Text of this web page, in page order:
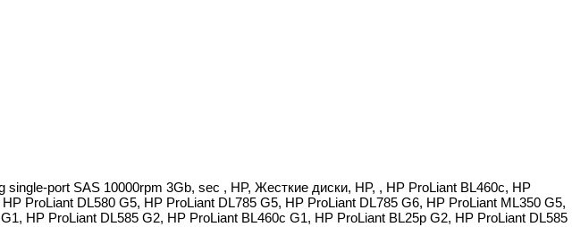
port SAS 10000rpm 3Gb, sec , HP, Жесткие диски, HP, , HP ProLiant BL460c, HP
ProLiant DL580 G5, HP ProLiant DL785 G5, HP ProLiant DL785 G6, HP ProLiant ML350 G5,
HP ProLiant DL585 G2, HP ProLiant BL460c G1, HP ProLiant BL25p G2, HP ProLiant DL585